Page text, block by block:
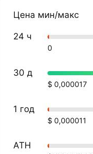
Цена мин/макс
24 ч
0
30 д
$ 0,000017
1 год
$ 0,000011
ATH